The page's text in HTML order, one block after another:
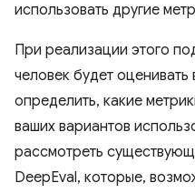
использовать другие
При реализации этого
человек будет
определить, какие
ваших вариантов
рассмотреть
DeepEval, которые,